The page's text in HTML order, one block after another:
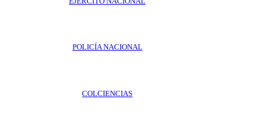
POLICÍA NACIONAL
COLCIENCIAS